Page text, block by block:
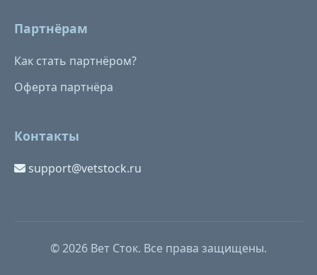
Партнёрам
Как стать партнёром?
Оферта партнёра
Контакты
support@vetstock.ru
© 2026 Вет Сток. Все права защищены.